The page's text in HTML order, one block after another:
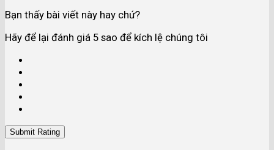
Bạn thấy bài viết này hay chứ?
Hãy để lại đánh giá 5 sao để kích lệ chúng tôi
Submit Rating